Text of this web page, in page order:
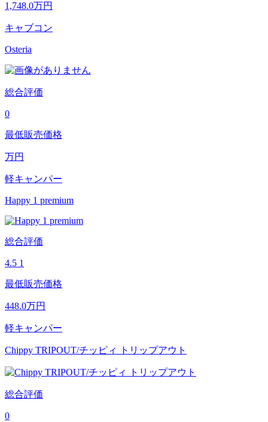
1,748.0万円
キャブコン
Osteria
総合評価
0
最低販売価格
万円
軽キャンパー
Happy 1 premium
総合評価
4.5 1
最低販売価格
448.0万円
軽キャンパー
Chippy TRIPOUT/チッピィ トリップアウト
総合評価
0